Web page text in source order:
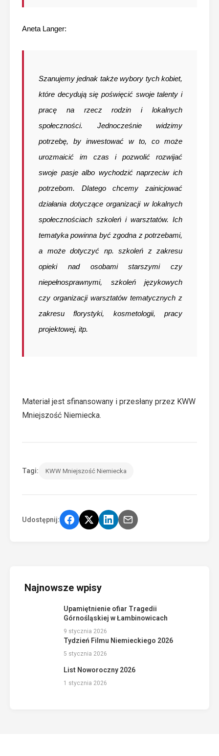
Aneta Langer:
Szanujemy jednak także wybory tych kobiet,
które decydują się poświęcić swoje talenty i
pracę na rzecz rodzin i lokalnych
społeczności. Jednocześnie widzimy
potrzebę, by inwestować w to, co może
urozmaicić im czas i pozwolić rozwijać
swoje pasje albo wychodzić naprzeciw ich
potrzebom. Dlatego chcemy zainicjować
działania dotyczące organizacji w lokalnych
społecznościach szkoleń i warsztatów. Ich
tematyka powinna być zgodna z potrzebami,
a może dotyczyć np. szkoleń z zakresu
opieki nad osobami starszymi czy
niepełnosprawnymi, szkoleń językowych
czy organizacji warsztatów tematycznych z
zakresu florystyki, kosmetologii, pracy
projektowej, itp.
Materiał jest sfinansowany i przesłany przez KWW
Mniejszość Niemiecka.
Tagi: KWW Mniejszość Niemiecka
Udostępnij:
Najnowsze wpisy
Upamiętnienie ofiar Tragedii
Górnośląskiej w Łambinowicach
9 stycznia 2026
Tydzień Filmu Niemieckiego 2026
5 stycznia 2026
List Noworoczny 2026
1 stycznia 2026